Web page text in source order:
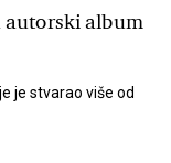
album
je stvarao više od